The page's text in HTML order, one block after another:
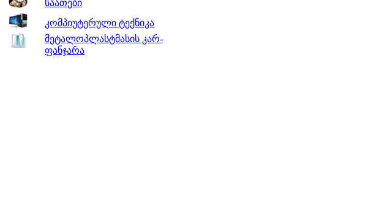
საათები
კომპიუტერული ტექნიკა
მეტალოპლასტმასის კარ-
ფანჯარა